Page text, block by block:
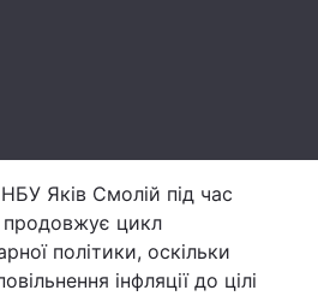
Яків Смолій під час
продовжує цикл
політики, оскільки
інфляції до цілі